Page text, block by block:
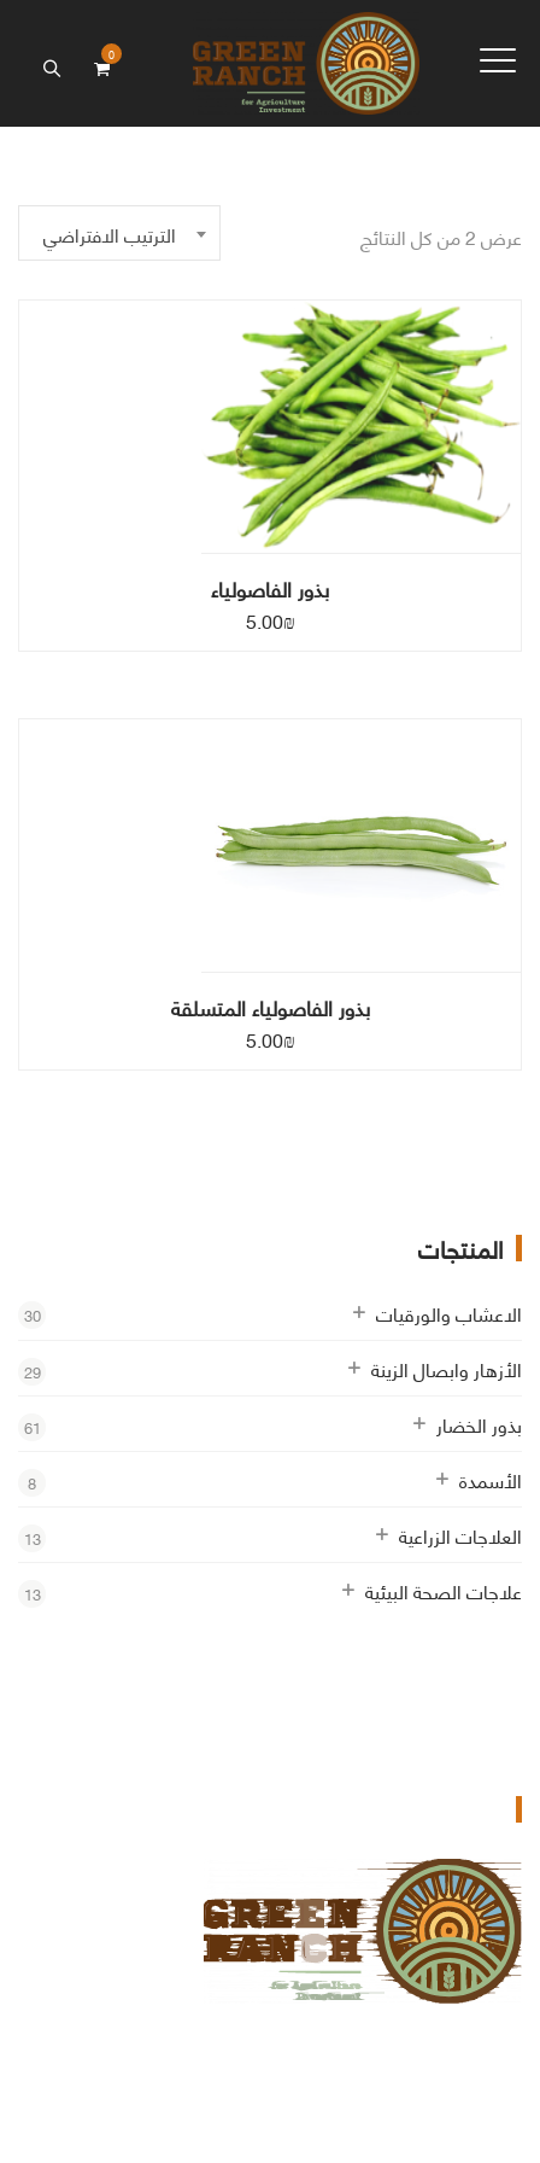
0
عرض ⁦2⁩ من كل النتائج الترتيب الافتراضي
بذور الفاصولياء
5.00₪
بذور الفاصولياء المتسلقة
5.00₪
المنتجات
الاعشاب والورقيات 30
الأزهار وابصال الزينة 29
بذور الخضار 61
الأسمدة 8
العلاجات الزراعية 13
علاجات الصحة البيئية 13